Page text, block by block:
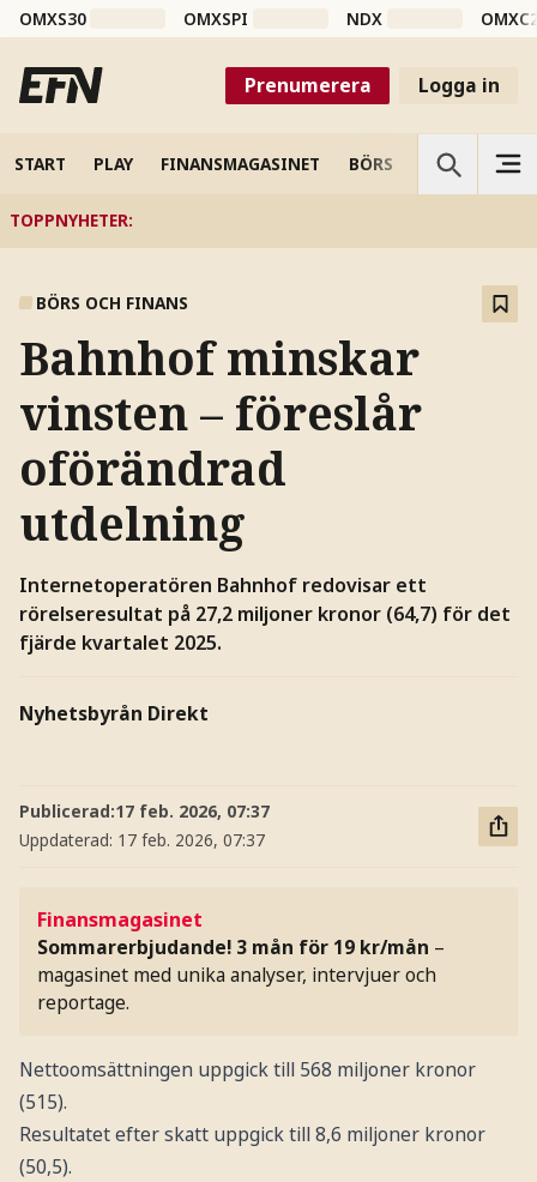
OMXS30 OMXSPI NDX
Prenumerera Logga in
START PLAY FINANSMAGASINET BÖRS VETENSKAP
TOPPNYHETER:
BÖRS OCH FINANS
Bahnhof minskar
vinsten – föreslår
oförändrad
utdelning
Internetoperatören Bahnhof redovisar ett
rörelseresultat på 27,2 miljoner kronor (64,7) för det
fjärde kvartalet 2025.
Nyhetsbyrån Direkt
Publicerad:17 feb. 2026, 07:37
Uppdaterad: 17 feb. 2026, 07:37
Finansmagasinet
Sommarerbjudande! 3 mån för 19 kr/mån –
magasinet med unika analyser, intervjuer och
reportage.
Nettoomsättningen uppgick till 568 miljoner kronor
(515).
Resultatet efter skatt uppgick till 8,6 miljoner kronor
(50,5).